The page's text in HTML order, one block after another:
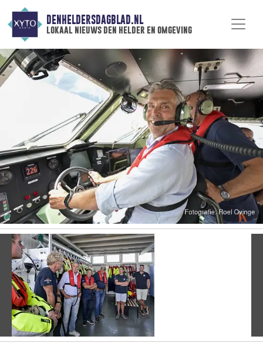
DENHELDERSDAGBLAD.NL
lokaal nieuws den helder en omgeving
Vorige